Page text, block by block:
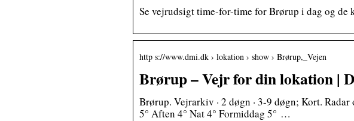
Se vejrudsigt time-for-time for Brørup i dag og de
http s://www.dmi.dk › lokation › show › Brørup,_Vejen
Brørup – Vejr for din lokation |
Brørup. Vejrarkiv · 2 døgn · 3-9 døgn; Kort.
5° Aften 4° Nat 4° Formiddag 5° …